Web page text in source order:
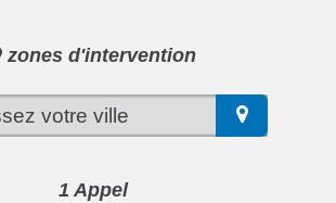
zones d'intervention
1 Appel